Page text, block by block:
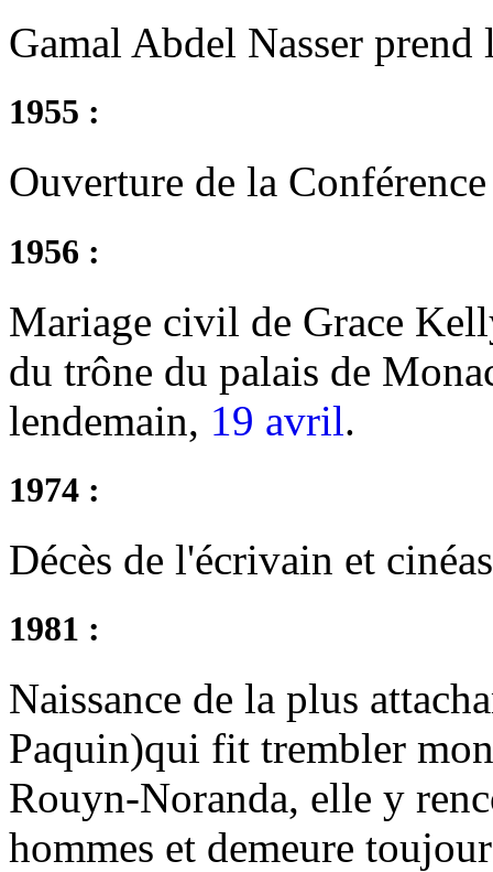
Gamal Abdel Nasser
1955 :
Ouverture de la
1956 :
Mariage civil de Grace
du trône du palais de
lendemain, 19 avril.
1974 :
Décès de l'écrivain et
1981 :
Naissance de la plus
Paquin)qui fit trembler
Rouyn-Noranda, elle y
hommes et demeure